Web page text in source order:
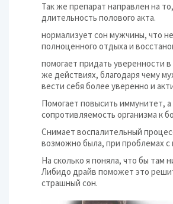
Так же препарат направлен на
длительность полового акта.
нормализует сон мужчины, что
полноценного отдыха и
помогает придать уверенности в
же действиях, благодаря чему
вести себя более уверенно и
Помогает повысить иммунитет,
сопротивляемость организма к
Снимает воспалительный
возможно была, при проблемах с
На сколько я поняла, что бы там
Либидо драйв поможет это
страшный сон.